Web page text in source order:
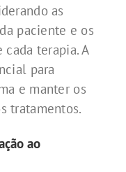
as
paciente e os
terapia. A
para
e manter os
tratamentos.
ao